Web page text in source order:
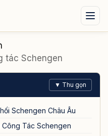
cảnh
tác Schengen
▼ Thu gọn
Schengen Châu Âu
Công Tác Schengen